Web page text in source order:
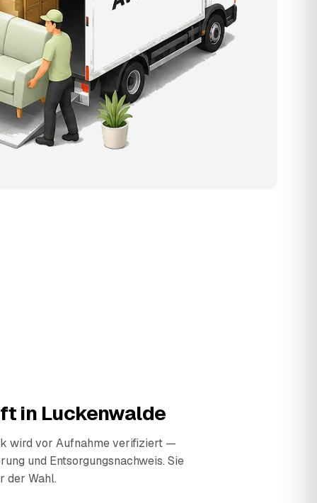
in Luckenwalde
wird vor Aufnahme verifiziert —
und Entsorgungsnachweis. Sie
der Wahl.